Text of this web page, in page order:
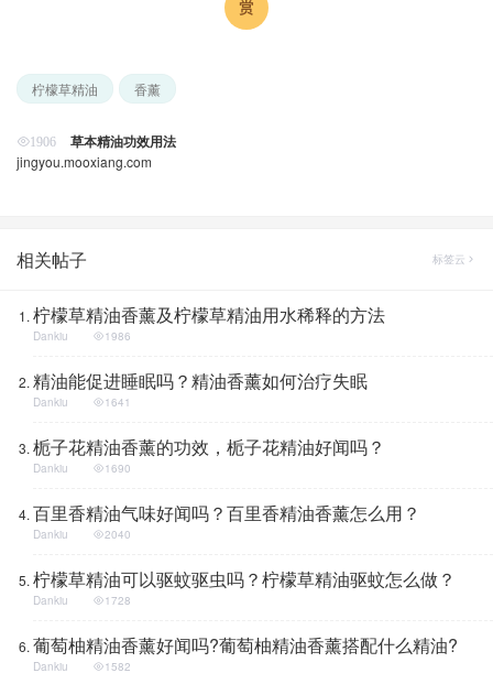
柠檬草精油 香薰
1906 草本精油功效用法
jingyou.mooxiang.com
相关帖子 标签云
柠檬草精油香薰及柠檬草精油用水稀释的方法
Dankiu 1986
精油能促进睡眠吗？精油香薰如何治疗失眠
Dankiu 1641
栀子花精油香薰的功效，栀子花精油好闻吗？
Dankiu 1690
百里香精油气味好闻吗？百里香精油香薰怎么用？
Dankiu 2040
柠檬草精油可以驱蚊驱虫吗？柠檬草精油驱蚊怎么做？
Dankiu 1728
葡萄柚精油香薰好闻吗?葡萄柚精油香薰搭配什么精油?
Dankiu 1582